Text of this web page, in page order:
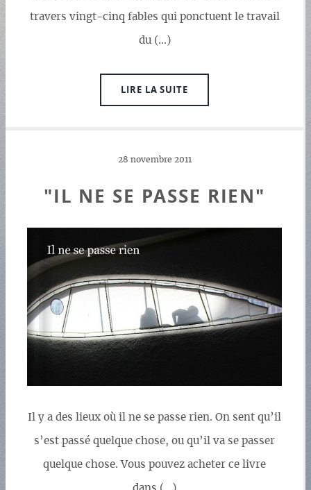
travers vingt-cinq fables qui ponctuent le travail
du (…)
LIRE LA SUITE
28 novembre 2011
"IL NE SE PASSE RIEN"
Il y a des lieux où il ne se passe rien. On sent qu’il
s’est passé quelque chose, ou qu’il va se passer
quelque chose. Vous pouvez acheter ce livre